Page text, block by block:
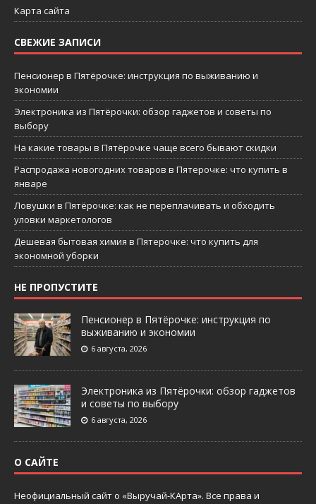
Карта сайта
СВЕЖИЕ ЗАПИСИ
Пенсионер в Пятёрочке: инструкция по выживанию и
экономии
Электроника из Пятёрочки: обзор гаджетов и советы по
выбору
На какие товары в Пятёрочке чаще всего бывают скидки
Распродажа новогодних товаров в Пятерочке: что купить в
январе
Ловушки в Пятёрочке: как не переплачивать и обходить
уловки маркетологов
Дешевая бытовая химия в Пятерочке: что купить для
экономной уборки
НЕ ПРОПУСТИТЕ
Пенсионер в Пятёрочке: инструкция по
выживанию и экономии
6 августа, 2026
Электроника из Пятёрочки: обзор гаджетов
и советы по выбору
6 августа, 2026
О САЙТЕ
Неофициальный сайт о «Выручай-КАрта». Все права и